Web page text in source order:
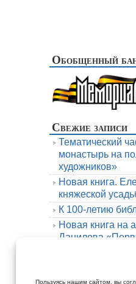
Пользуясь нашим сайтом, вы
Обобщенный
Свежие записи
Тематический
монастырь на
художников»
Новая книга.
княжеской
К 100-летию
Новая книга на
Данилова